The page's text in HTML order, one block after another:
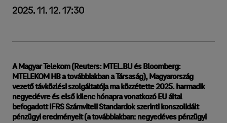
2025. 11. 12. 17:30
A Magyar Telekom (Reuters: MTEL.BU és Bloomberg:
MTELEKOM HB a továbbiakban a Társaság), Magyarország
vezető távközlési szolgáltatója ma közzétette 2025. harmadik
negyedévre és első kilenc hónapra vonatkozó EU által
befogadott IFRS Számviteli Standardok szerinti konszolidált
pénzügyi eredményeit (a továbbiakban: negyedéves pénzügyi